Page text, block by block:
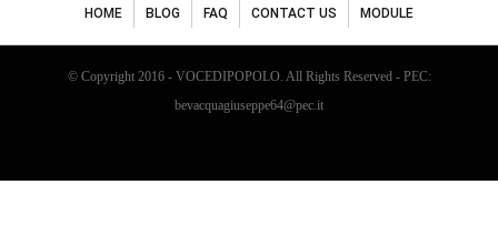
HOME BLOG FAQ CONTACT US MODULE
© Copyright 2016 - VOCEDIPOPOLO. All Rights Reserved - PEC:
bevacquagiuseppe64@pec.it